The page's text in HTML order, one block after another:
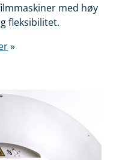
med høy
fleksibilitet.